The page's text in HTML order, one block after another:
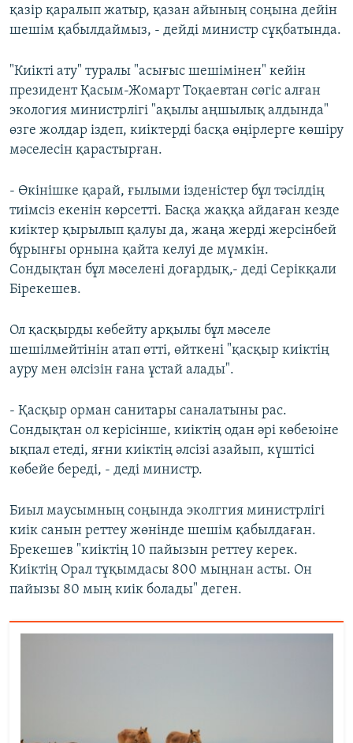
қазір қаралып жатыр, қазан айының соңына дейін
шешім қабылдаймыз, - дейді министр сұқбатында.
"Киікті ату" туралы "асығыс шешімінен" кейін
президент Қасым-Жомарт Тоқаевтан сөгіс алған
экология министрлігі "ақылы аңшылық алдында"
өзге жолдар іздеп, киіктерді басқа өңірлерге көшіру
мәселесін қарастырған.
- Өкінішке қарай, ғылыми ізденістер бұл тәсілдің
тиімсіз екенін көрсетті. Басқа жаққа айдаған кезде
киіктер қырылып қалуы да, жаңа жерді жерсінбей
бұрынғы орнына қайта келуі де мүмкін.
Сондықтан бұл мәселені доғардық,- деді Серікқали
Бірекешев.
Ол қасқырды көбейту арқылы бұл мәселе
шешілмейтінін атап өтті, өйткені "қасқыр киіктің
ауру мен әлсізін ғана ұстай алады".
- Қасқыр орман санитары саналатыны рас.
Сондықтан ол керісінше, киіктің одан әрі көбеюіне
ықпал етеді, яғни киіктің әлсізі азайып, күштісі
көбейе береді, - деді министр.
Биыл маусымның соңында эколггия министрлігі
киік санын реттеу жөнінде шешім қабылдаған.
Брекешев "киіктің 10 пайызын реттеу керек.
Киіктің Орал тұқымдасы 800 мыңнан асты. Он
пайызы 80 мың киік болады" деген.